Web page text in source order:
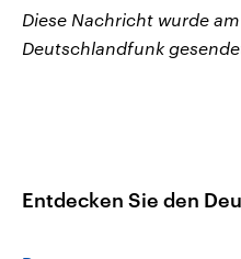
Diese Nachricht wurde
Deutschlandfunk
Entdecken Sie den